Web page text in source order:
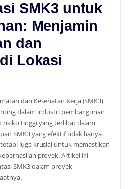
SMK3 untuk
Menjamin
dan
Lokasi
dan Kesehatan Kerja (SMK3)
dalam industri pembangunan
tinggi yang terlibat dalam
SMK3 yang efektif tidak hanya
juga krusial untuk memastikan
proyek. Artikel ini
SMK3 dalam proyek